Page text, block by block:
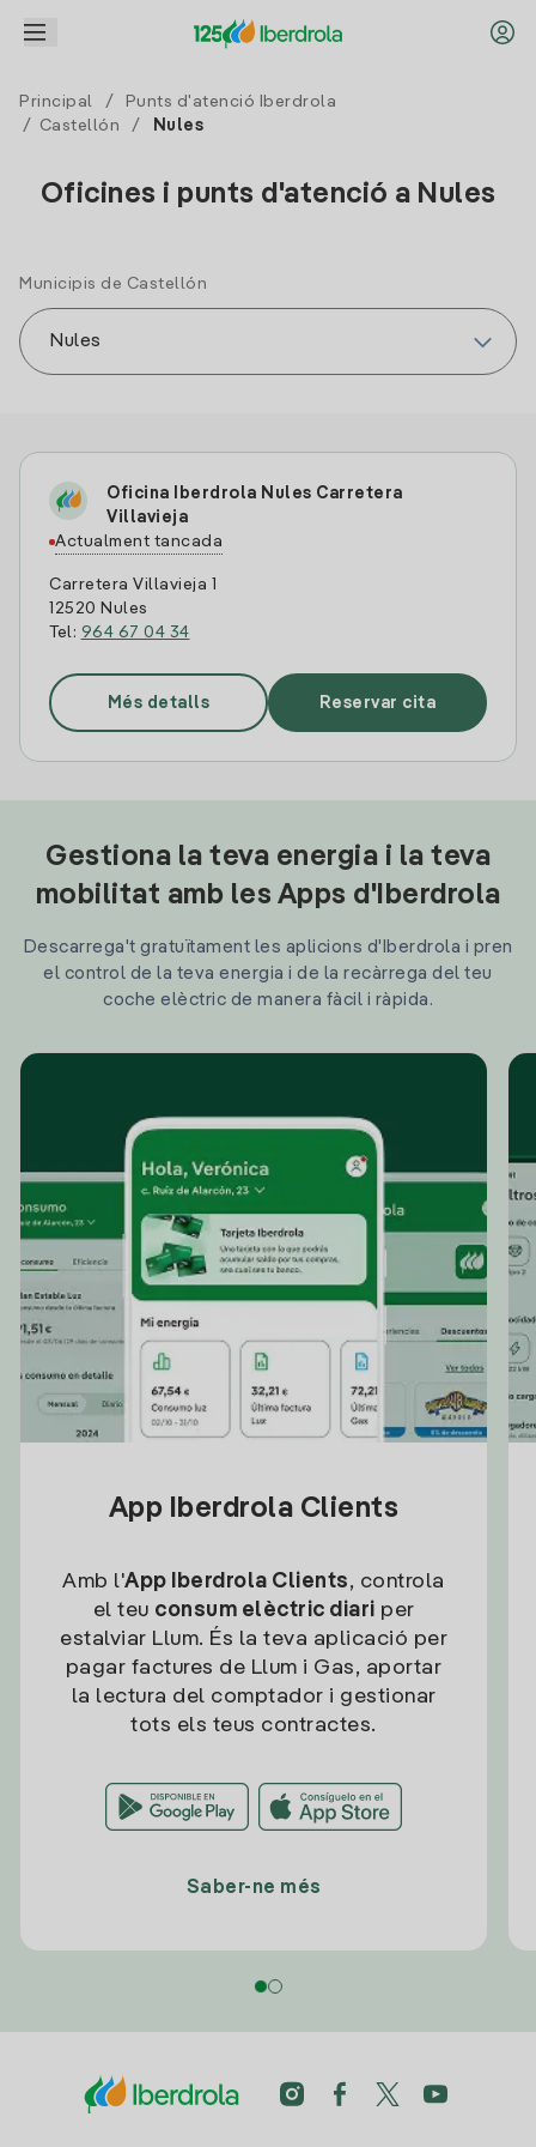
Principal /
Punts d'atenció Iberdrola
/
Castellón / Nules
Oficines i punts d'atenció a Nules
Municipis de Castellón
Oficina Iberdrola Nules Carretera
Villavieja
Actualment tancada
Carretera Villavieja 1
12520 Nules
Tel: 964 67 04 34
Més detalls Reservar cita
Gestiona la teva energia i la teva
mobilitat amb les Apps d'Iberdrola
Descarrega't gratuïtament les aplicions d'Iberdrola i pren
el control de la teva energia i de la recàrrega del teu
coche elèctric de manera fàcil i ràpida.
App Iberdrola Clients
Amb l'App Iberdrola Clients, controla
el teu consum elèctric diari per
estalviar Llum. És la teva aplicació per
pagar factures de Llum i Gas, aportar
la lectura del comptador i gestionar
tots els teus contractes.
Saber-ne més